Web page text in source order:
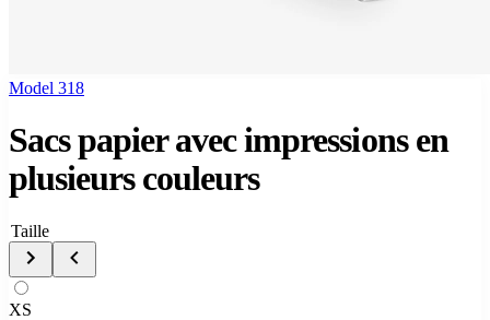
Model 318
Sacs papier avec impressions en
plusieurs couleurs
Taille
XS